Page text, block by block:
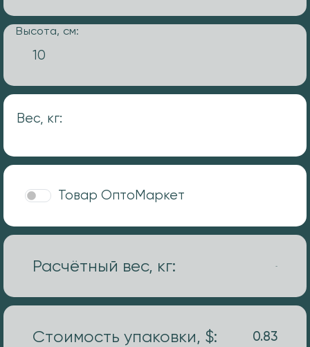
Высота, см:
Вес, кг:
Товар ОптоМаркет
Расчётный вес, кг: -
Стоимость упаковки, $: 0.83